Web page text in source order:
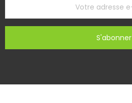
S'abonner